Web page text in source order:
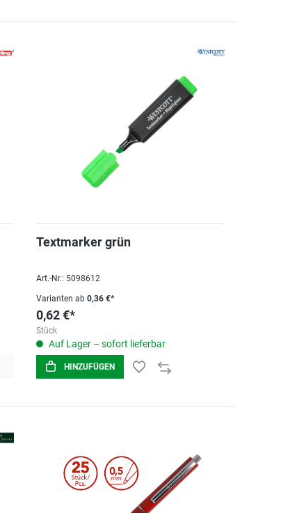
Textmarker grün
Art.-Nr.: 5098612
Varianten ab0,36 €*
0,62 €*
Stück
Auf Lager – sofort lieferbar
HINZUFÜGEN